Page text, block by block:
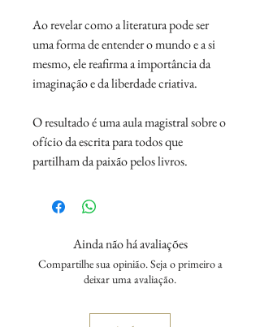
Ao revelar como a literatura pode ser
uma forma de entender o mundo e a si
mesmo, ele reafirma a importância da
imaginação e da liberdade criativa.
O resultado é uma aula magistral sobre o
ofício da escrita para todos que
partilham da paixão pelos livros.
Ainda não há avaliações
Compartilhe sua opinião. Seja o primeiro a
deixar uma avaliação.